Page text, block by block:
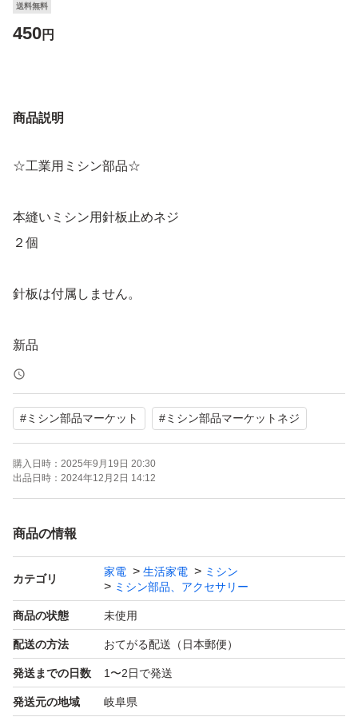
送料無料
450円
商品説明
☆工業用ミシン部品☆
本縫いミシン用針板止めネジ
２個
針板は付属しません。
新品
海外製品
#ミシン部品マーケット #ミシン部品マーケットネジ
購入日時： 2025年9月19日 20:30
出品日時： 2024年12月2日 14:12
商品の情報
カテゴリ
家電 生活家電
ミシン
ミシン部品、アクセサリー
商品の状態 未使用
配送の方法 おてがる配送（日本郵便）
発送までの日数 1〜2日で発送
発送元の地域 岐阜県